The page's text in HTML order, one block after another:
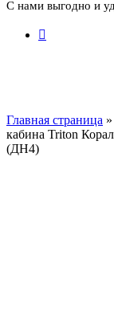
С нами выгодно и
Главная страница »
кабина Triton
(ДН4)